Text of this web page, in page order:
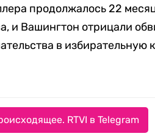
продолжалось 22
и Вашингтон отрицали
в избирательную
RTVI в Telegram